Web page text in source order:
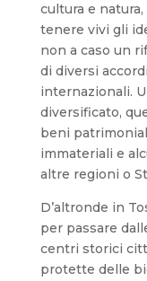
cultura e
tenere vivi gli
non a caso un
di diversi
internazionali.
diversificato,
beni
immateriali e
altre regioni o
D’altronde in
per passare
centri storici
protette delle